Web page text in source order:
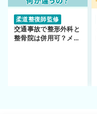
柔道整復師監修
交通事故で整形外科と
整骨院は併用可？メリ